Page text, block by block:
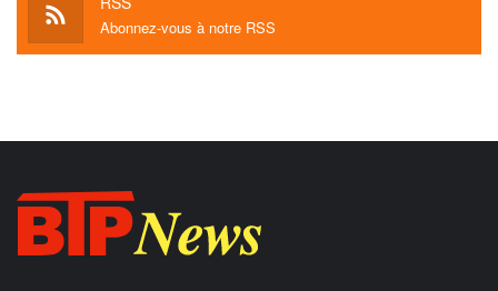
Abonnez-vous à notre RSS